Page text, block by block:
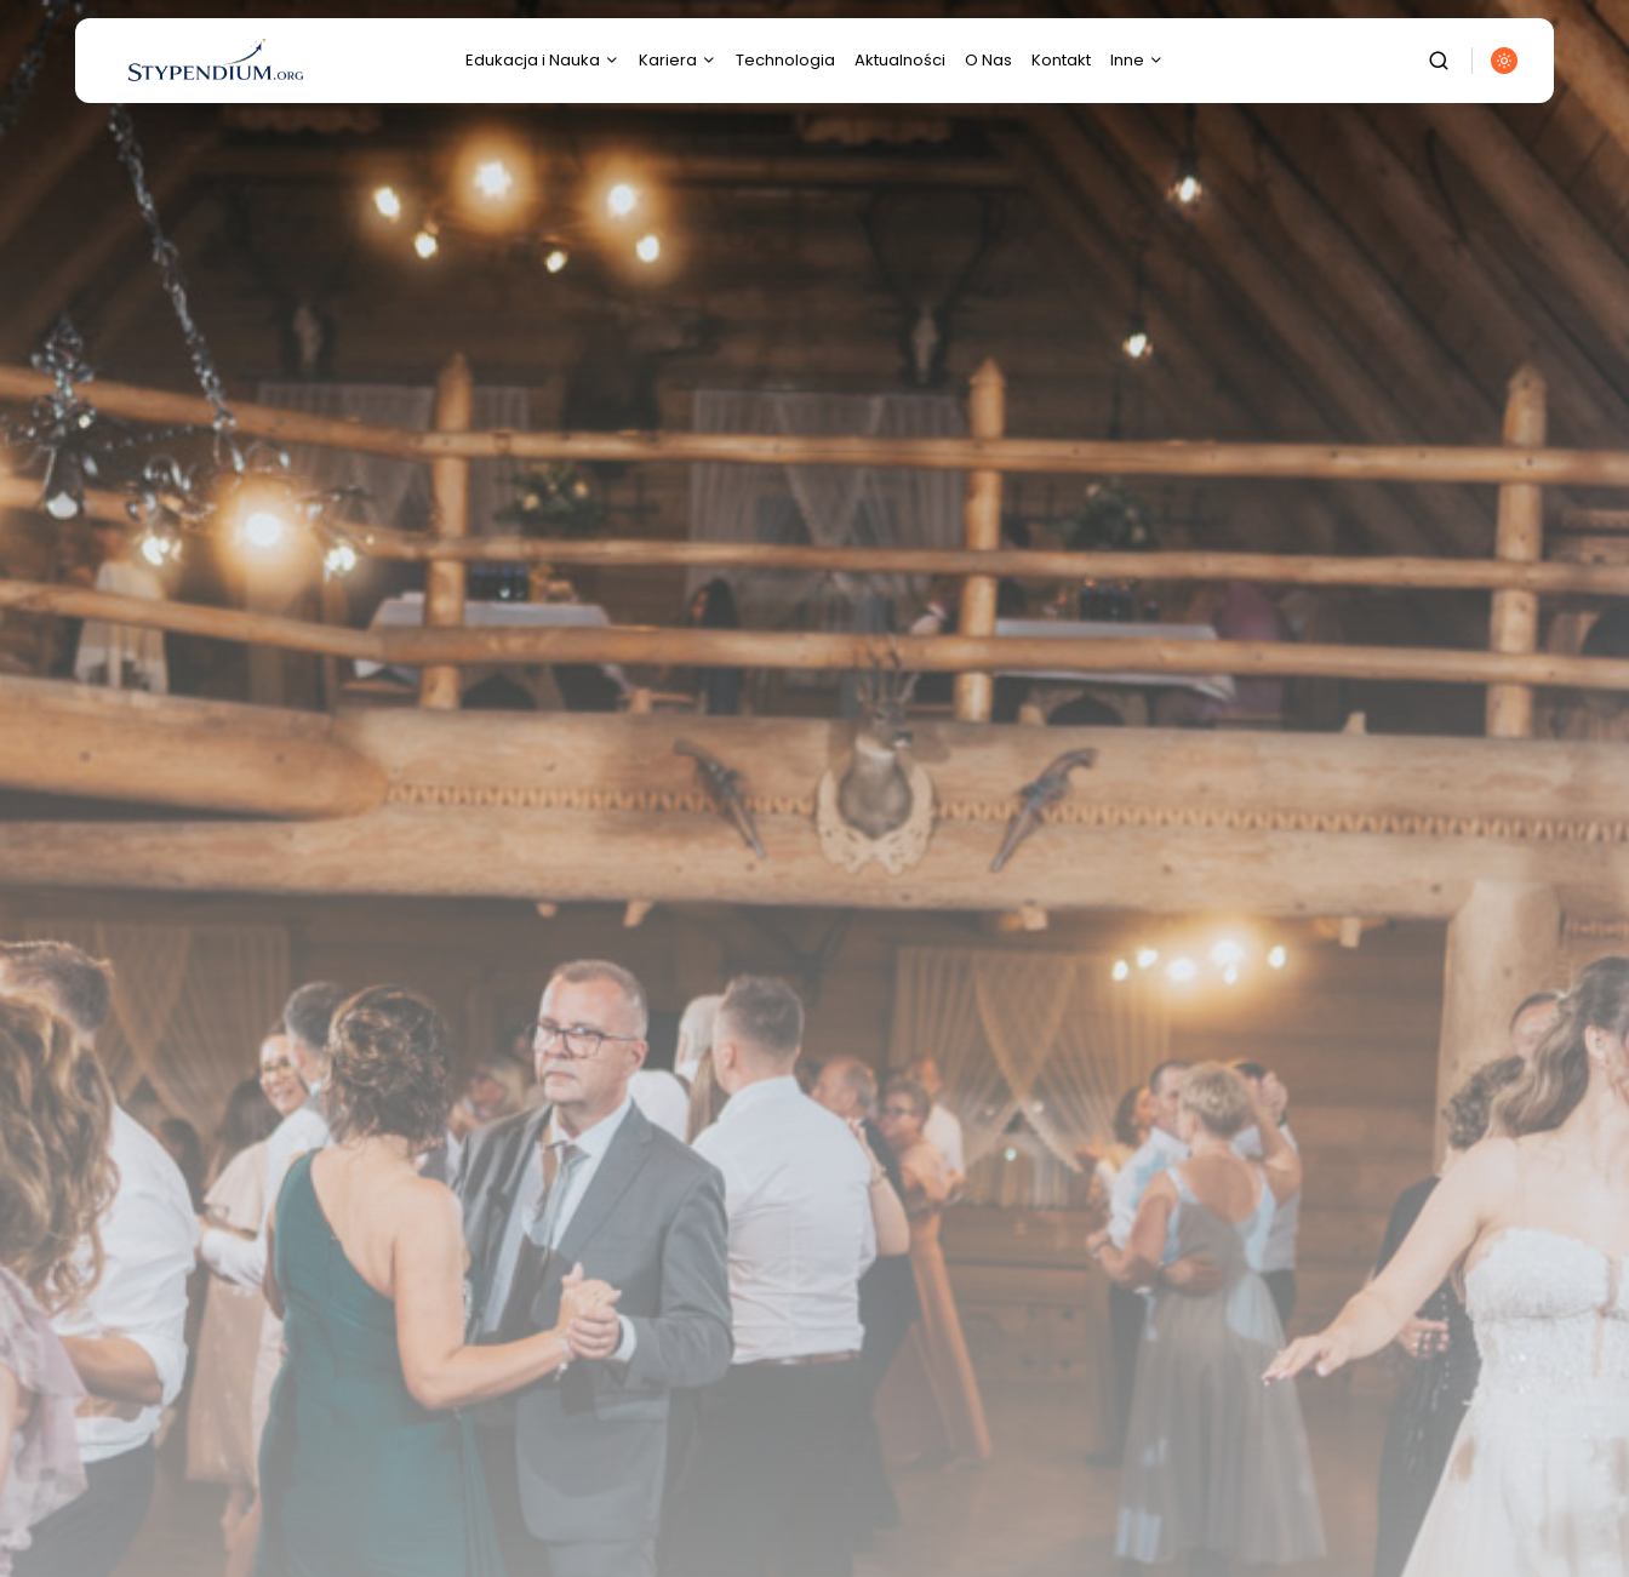
Edukacja i Nauka
Edukacja i Nauka
Kultura/Sztuka
Kariera
Psychologia
Praca
Prawo
Technologia Aktualności O Nas Kontakt Inne
Diety/Odchudzanie
Dom/Ogród
Finanse/Biznes
Gospodarka/Przemysł
It/Komputery/Gry
Kulinaria
Marketing
Moda
Motoryzacja
Rodzina/Dziecko/Ciąża
Rozrywka
RTV/AGD
Sport/Fitness/Kulturystyka
Transport/Logistyka
Turystyka/Podróże
Zakupy/Opinie
Zdrowie
Zoologia/Rolnictwo/Leśnictwo
for: